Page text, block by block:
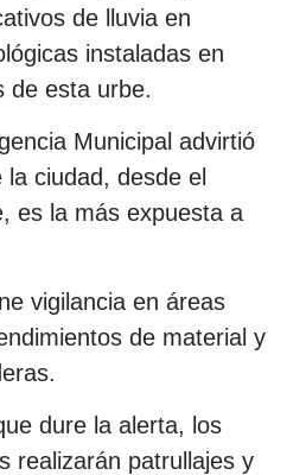
de lluvia en
instaladas en
de esta urbe.
Municipal advirtió
ciudad, desde el
es la más expuesta a
vigilancia en áreas
de material y
dure la alerta, los
realizarán patrullajes y